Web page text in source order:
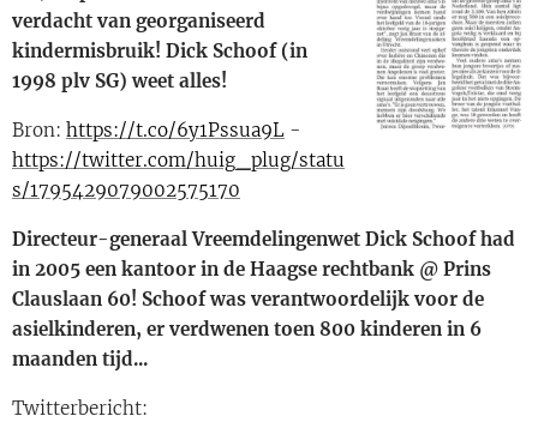
verdacht van georganiseerd
kindermisbruik! Dick Schoof (in
1998 plv SG) weet alles!
Bron: https://t.co/6y1Pssua9L -
https://twitter.com/huig_plug/statu
s/1795429079002575170
Directeur-generaal Vreemdelingenwet Dick Schoof had
in 2005 een kantoor in de Haagse rechtbank @ Prins
Clauslaan 60! Schoof was verantwoordelijk voor de
asielkinderen, er verdwenen toen 800 kinderen in 6
maanden tijd...
Twitterbericht: